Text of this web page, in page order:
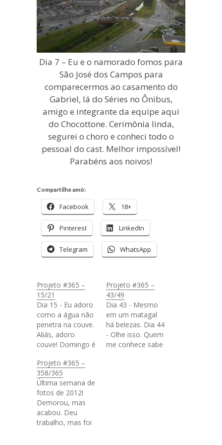
Dia 7 – Eu e o namorado fomos para
São José dos Campos para
comparecermos ao casamento do
Gabriel, lá do Séries no Ônibus,
amigo e integrante da equipe aqui
do Chocottone. Cerimônia linda,
segurei o choro e conheci todo o
pessoal do cast. Melhor impossível!
Parabéns aos noivos!
Compartilhe amô:
Facebook 18+
Pinterest LinkedIn
Telegram WhatsApp
Projeto #365 –
15/21
Dia 15 - Eu adoro
como a água não
penetra na couve.
Aliás, adoro
couve! Domingo é
almoço da
semana. Dia 16 -
Meu Daruma
muitas vezes me
dá forças quando
eu olho pra ele.
"Cair sete vezes.
Projeto #365 –
43/49
Dia 43 - Mesmo
em um matagal
há belezas. Dia 44
- Olhe isso. Quem
me conhece sabe
Projeto #365 –
358/365
Última semana de
fotos de 2012!
Demorou, mas
acabou. Deu
trabalho, mas foi